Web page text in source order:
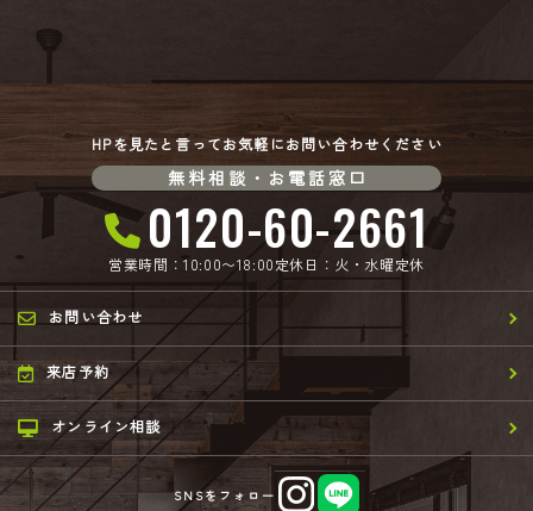
HPを見たと言ってお気軽にお問い合わせください
無料相談・お電話窓口
0120-60-2661
営業時間：10:00〜18:00定休日：火・水曜定休
お問い合わせ
来店予約
オンライン相談
SNSをフォロー